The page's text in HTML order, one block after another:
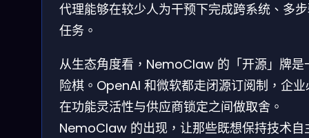
代理能够在较少人为干预下完成跨系统、多
任务。
从生态角度看，NemoClaw 的「开源」牌是
险棋。OpenAI 和微软都走闭源订阅制，企业
在功能灵活性与供应商锁定之间做取舍。
NemoClaw 的出现，让那些既想保持技术自